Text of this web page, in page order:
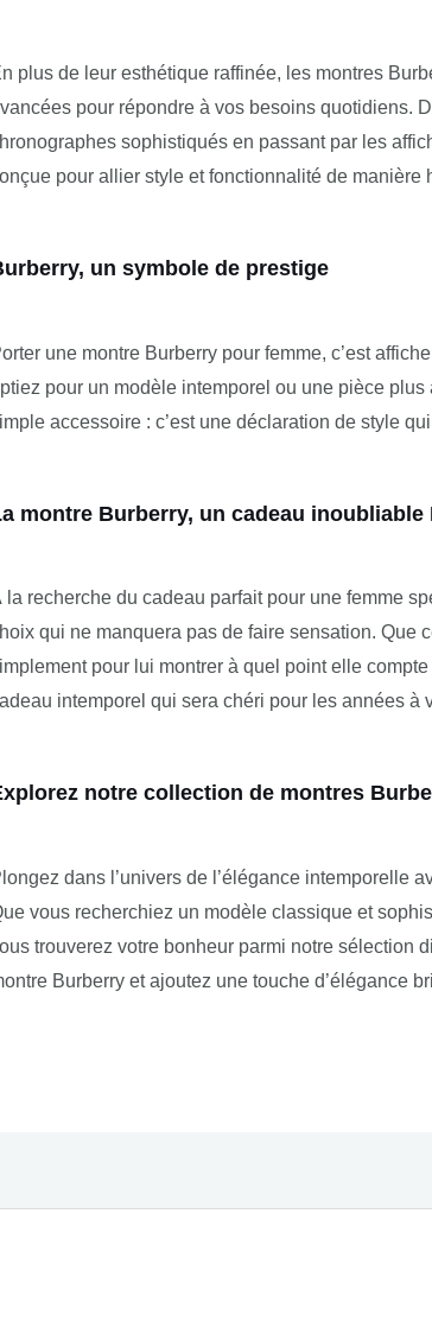
plus de leur esthétique raffinée, les montres
pour répondre à vos besoins quotidiens.
sophistiqués en passant par les
pour allier style et fonctionnalité de manière
un symbole de prestige
une montre Burberry pour femme, c’est
pour un modèle intemporel ou une pièce
accessoire : c’est une déclaration de style
montre Burberry, un cadeau inoubliable
la recherche du cadeau parfait pour une femme
qui ne manquera pas de faire sensation. Que
pour lui montrer à quel point elle
intemporel qui sera chéri pour les années à
notre collection de montres
dans l’univers de l’élégance intemporelle
vous recherchiez un modèle classique et
trouverez votre bonheur parmi notre sélection
Burberry et ajoutez une touche d’élégance